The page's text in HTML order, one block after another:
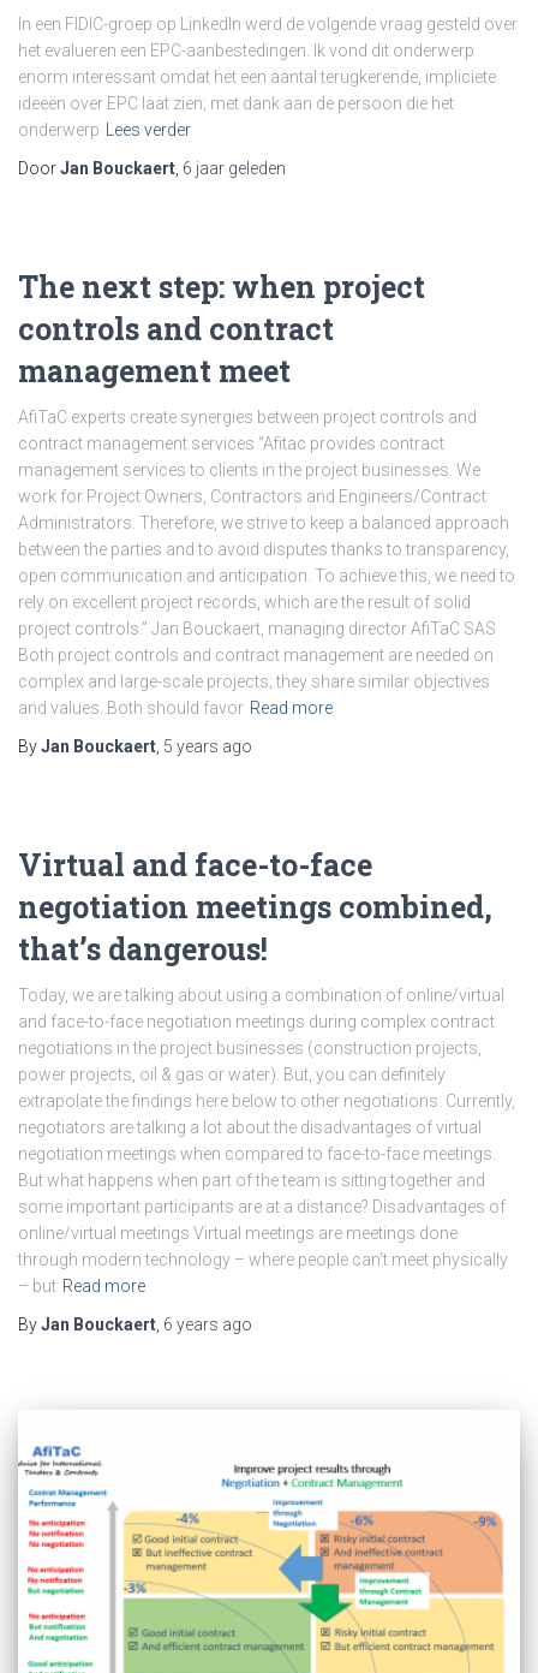
In een FIDIC-groep op LinkedIn werd de volgende vraag gesteld over
het evalueren een EPC-aanbestedingen. Ik vond dit onderwerp
enorm interessant omdat het een aantal terugkerende, impliciete
ideeën over EPC laat zien; met dank aan de persoon die het
onderwerp Lees verder
DoorJan Bouckaert, 6 jaar geleden
The next step: when project
controls and contract
management meet
AfiTaC experts create synergies between project controls and
contract management services “Afitac provides contract
management services to clients in the project businesses. We
work for Project Owners, Contractors and Engineers/Contract
Administrators. Therefore, we strive to keep a balanced approach
between the parties and to avoid disputes thanks to transparency,
open communication and anticipation. To achieve this, we need to
rely on excellent project records, which are the result of solid
project controls.” Jan Bouckaert, managing director AfiTaC SAS
Both project controls and contract management are needed on
complex and large-scale projects; they share similar objectives
and values. Both should favor Read more
ByJan Bouckaert, 5 years ago
Virtual and face-to-face
negotiation meetings combined,
that’s dangerous!
Today, we are talking about using a combination of online/virtual
and face-to-face negotiation meetings during complex contract
negotiations in the project businesses (construction projects,
power projects, oil & gas or water). But, you can definitely
extrapolate the findings here below to other negotiations. Currently,
negotiators are talking a lot about the disadvantages of virtual
negotiation meetings when compared to face-to-face meetings.
But what happens when part of the team is sitting together and
some important participants are at a distance? Disadvantages of
online/virtual meetings Virtual meetings are meetings done
through modern technology – where people can’t meet physically
– but Read more
ByJan Bouckaert, 6 years ago